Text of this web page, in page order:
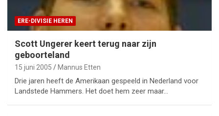
ERE-DIVISIE HEREN
Scott Ungerer keert terug naar zijn
geboorteland
15 juni 2005 Mannus Etten
Drie jaren heeft de Amerikaan gespeeld in Nederland voor
Landstede Hammers. Het doet hem zeer maar…